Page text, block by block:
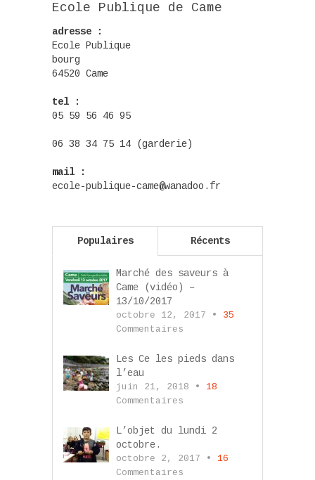
Ecole Publique de Came
adresse :
Ecole Publique
bourg
64520 Came
tel :
05 59 56 46 95
06 38 34 75 14 (garderie)
mail :
ecole-publique-came@wanadoo.fr
Populaires Récents
Marché des saveurs à
Came (vidéo) –
13/10/2017
octobre 12, 2017 • 35
Commentaires
Les Ce les pieds dans
l’eau
juin 21, 2018 • 18
Commentaires
L’objet du lundi 2
octobre.
octobre 2, 2017 • 16
Commentaires